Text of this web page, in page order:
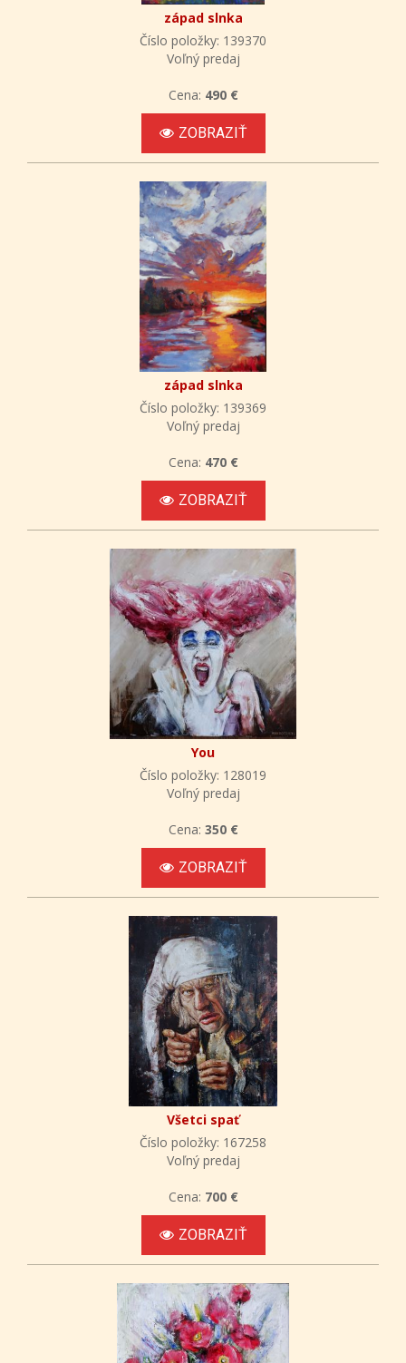
západ slnka
Číslo položky: 139370
Voľný predaj
Cena: 490 €
ZOBRAZIŤ
západ slnka
Číslo položky: 139369
Voľný predaj
Cena: 470 €
ZOBRAZIŤ
You
Číslo položky: 128019
Voľný predaj
Cena: 350 €
ZOBRAZIŤ
Všetci spať
Číslo položky: 167258
Voľný predaj
Cena: 700 €
ZOBRAZIŤ